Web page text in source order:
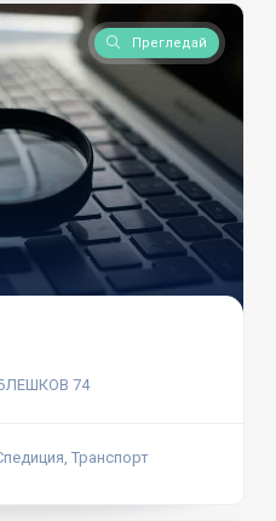
Прегледай
74
Транспорт